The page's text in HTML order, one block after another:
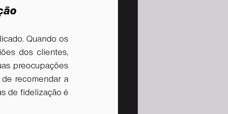
Quando os
dos clientes,
preocupações
recomendar a
de fidelização é